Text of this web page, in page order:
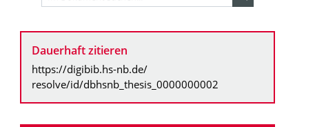
Dauerhaft zitieren
https://digibib.hs-nb.de/
resolve/id/dbhsnb_thesis_0000000002